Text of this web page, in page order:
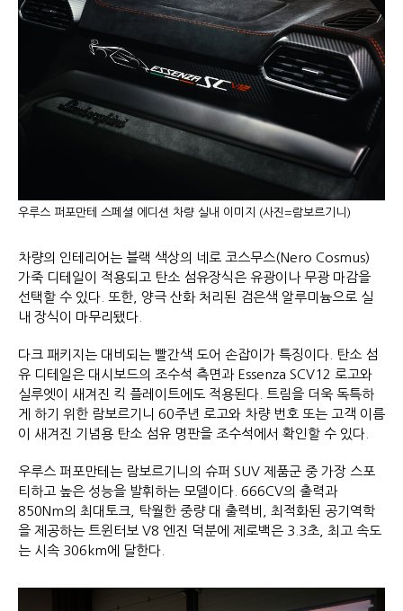
우루스 퍼포만테 스페셜 에디션 차량 실내 이미지 (사진=람보르기니)
차량의 인테리어는 블랙 색상의 네로 코스무스(Nero Cosmus)
가죽 디테일이 적용되고 탄소 섬유장식은 유광이나 무광 마감을
선택할 수 있다. 또한, 양극 산화 처리된 검은색 알루미늄으로 실
내 장식이 마무리됐다.
다크 패키지는 대비되는 빨간색 도어 손잡이가 특징이다. 탄소 섬
유 디테일은 대시보드의 조수석 측면과 Essenza SCV12 로고와
실루엣이 새겨진 킥 플레이트에도 적용된다. 트림을 더욱 독특하
게 하기 위한 람보르기니 60주년 로고와 차량 번호 또는 고객 이름
이 새겨진 기념용 탄소 섬유 명판을 조수석에서 확인할 수 있다.
우루스 퍼포만테는 람보르기니의 슈퍼 SUV 제품군 중 가장 스포
티하고 높은 성능을 발휘하는 모델이다. 666CV의 출력과
850Nm의 최대토크, 탁월한 중량 대 출력비, 최적화된 공기역학
을 제공하는 트윈터보 V8 엔진 덕분에 제로백은 3.3초, 최고 속도
는 시속 306km에 달한다.